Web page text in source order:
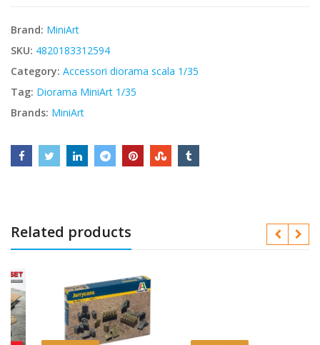
Brand: MiniArt
SKU: 4820183312594
Category: Accessori diorama scala 1/35
Tag: Diorama MiniArt 1/35
Brands: MiniArt
Related products